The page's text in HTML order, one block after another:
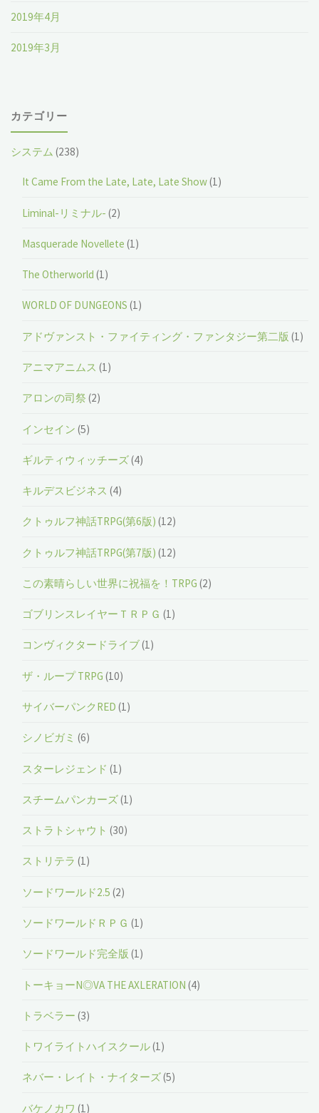
2019年4月
2019年3月
カテゴリー
システム (238)
It Came From the Late, Late, Late Show(1)
Liminal-リミナル- (2)
Masquerade Novellete (1)
The Otherworld (1)
WORLD OF DUNGEONS (1)
アドヴァンスト・ファイティング・ファンタジー第二版 (1)
アニマアニムス (1)
アロンの司祭 (2)
インセイン (5)
ギルティウィッチーズ(4)
キルデスビジネス (4)
クトゥルフ神話TRPG(第6版) (12)
クトゥルフ神話TRPG(第7版) (12)
この素晴らしい世界に祝福を！TRPG (2)
ゴブリンスレイヤーＴＲＰＧ (1)
コンヴィクタードライブ(1)
ザ・ループ TRPG (10)
サイバーパンクRED (1)
シノビガミ (6)
スターレジェンド (1)
スチームパンカーズ(1)
ストラトシャウト (30)
ストリテラ (1)
ソードワールド2.5 (2)
ソードワールドＲＰＧ (1)
ソードワールド完全版 (1)
トーキョーN◎VA THE AXLERATION (4)
トラベラー (3)
トワイライトハイスクール(1)
ネバー・レイト・ナイターズ(5)
バケノカワ (1)